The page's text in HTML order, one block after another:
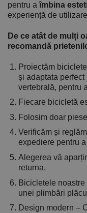
pentru aîmbina
experiență de utilizare
De ce atât de mulți
recomandă
Proiectăm
și adaptata
vertebrală, pentru
Fiecare bicicletă
Folosim doar
Verificăm și
expediere pentru
Alegerea vă
returna,
Bicicletele
unei plimbări
Design modern –